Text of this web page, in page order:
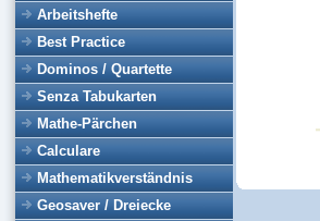
Arbeitshefte
Best Practice
Dominos / Quartette
Senza Tabukarten
Mathe-Pärchen
Calculare
Mathematikverständnis
Geosaver / Dreiecke